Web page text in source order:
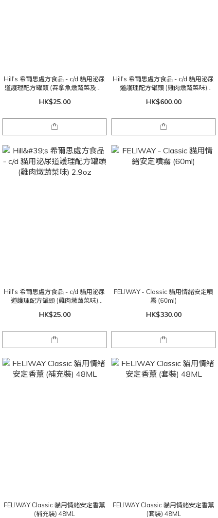
Hill's 希爾思處方食品 - c/d 貓用泌尿
道護理配方罐頭 (吞拿魚燉蔬菜及飯)
HK$25.00
Hill's 希爾思處方食品 - c/d 貓用泌尿
道護理配方罐頭 (雞肉燉蔬菜味)
HK$600.00
Hill's 希爾思處方食品 - c/d 貓用泌尿
道護理配方罐頭 (雞肉燉蔬菜味)
HK$25.00
FELIWAY - Classic 貓用情緒安定噴
霧 (60ml)
HK$330.00
FELIWAY Classic 貓用情緒安定香薰
(補充裝) 48ML
FELIWAY Classic 貓用情緒安定香薰
(套裝) 48ML